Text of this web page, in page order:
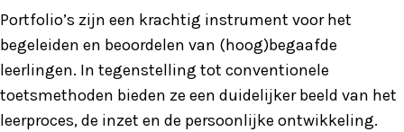
Portfolio’s zijn een krachtig instrument voor het
begeleiden en beoordelen van (hoog)begaafde
leerlingen. In tegenstelling tot conventionele
toetsmethoden bieden ze een duidelijker beeld van het
leerproces, de inzet en de persoonlijke ontwikkeling.